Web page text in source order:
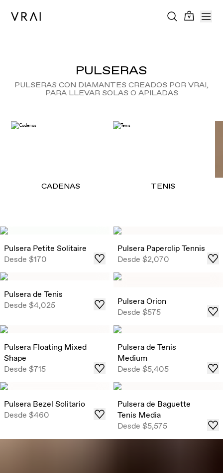
PULSERAS
PULSERAS CON DIAMANTES CREADOS POR VRAI,
PARA LLEVAR SOLAS O APILADAS
CADENAS TENIS
Pulsera Petite Solitaire
Desde $170
Pulsera Paperclip Tennis
Desde $2,070
Pulsera de Tenis
Desde $4,025
Pulsera Orion
Desde $575
Pulsera Floating Mixed
Shape
Desde $715
Pulsera de Tenis
Medium
Desde $5,405
Pulsera Bezel Solitario
Desde $460
Pulsera de Baguette
Tenis Media
Desde $5,575